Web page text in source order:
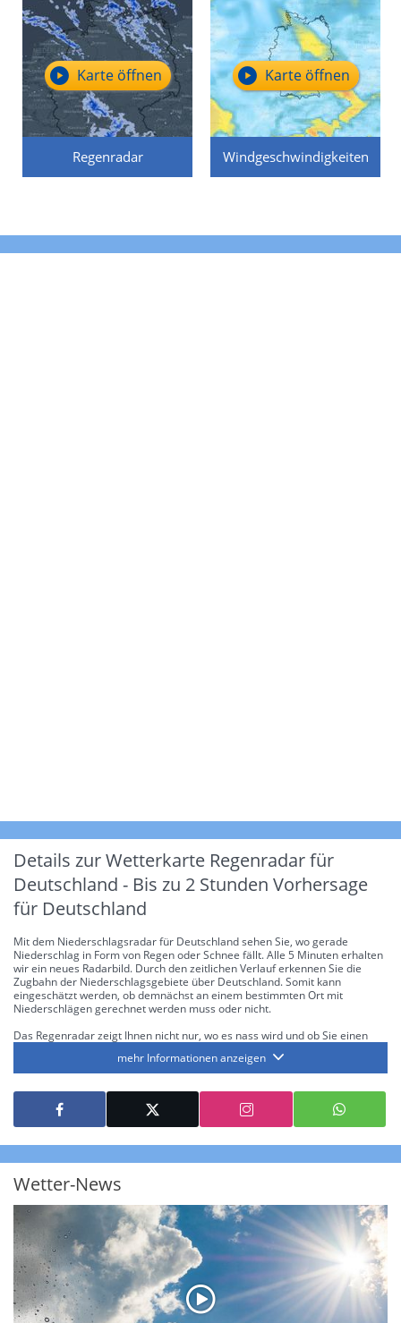
Regenradar
Karte öffnen
Windgeschwindigkeiten
Karte öffnen
Details zur Wetterkarte Regenradar für
Deutschland - Bis zu 2 Stunden Vorhersage
für Deutschland
Mit dem Niederschlagsradar für Deutschland sehen Sie, wo gerade
Niederschlag in Form von Regen oder Schnee fällt. Alle 5 Minuten erhalten
wir ein neues Radarbild. Durch den zeitlichen Verlauf erkennen Sie die
Zugbahn der Niederschlagsgebiete über Deutschland. Somit kann
eingeschätzt werden, ob demnächst an einem bestimmten Ort mit
Niederschlägen gerechnet werden muss oder nicht.
Das Regenradar zeigt Ihnen nicht nur, wo es nass wird und ob Sie einen
die Niederschlagsintensität. Diese bezieht sich laut offiziellen Richtlinien
jeweils auf die Niederschlagsmenge in l/m² pro Stunde Regen- bzw.
Schneefall. Die 6 Stufen sind wie folgt gegliedert: Die hellen Blautöne
symbolisieren leichte bis mäßige Regen- bzw. Schneefälle mit einer
Intensität bis 8.1 l/m² pro Stunde. Dunkelblau repräsentiert mäßige bis
starke Niederschläge bis 35 l/m² pro Stunde. Hier können bereits Gewitter
auftreten. Extreme bzw. unwetterartige Niederschlagsereignisse mit
über 150 l/m² pro Stunde an. Solche
Neben der Niederschlagsintensität kann auch die Zuggeschwindigkeit der
Niederschlagsgebiete und damit die Niederschlagsdauer abgeschätzt
werden. Neben der 5-minütigen Radaraufzeichnung gibt es eine
Niederschlagsprognose für die nächsten 2 Stunden. So sehen Sie genau,
wann und wo in Deutschland mit Regen oder Schneefall zu rechnen ist bzw.
kennen zu jeder Zeit den genauen Verlauf einer Niederschlagsfront.
mehr Informationen anzeigen
Wetter-News